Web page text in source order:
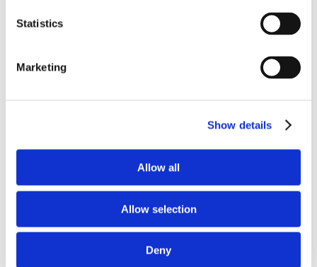
Statistics
Marketing
Show details
Allow all
Allow selection
Deny
Tel: (+39) 06.3723102, (+39) 06.3720677,
Mail e Pec.
info@studiolegalescicchitano.it
sergioscicchitano@ordineavvocatiroma.org
.